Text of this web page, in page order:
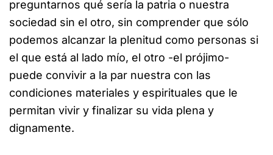
preguntarnos qué sería la patria o nuestra
sociedad sin el otro, sin comprender que sólo
podemos alcanzar la plenitud como personas si
el que está al lado mío, el otro -el prójimo-
puede convivir a la par nuestra con las
condiciones materiales y espirituales que le
permitan vivir y finalizar su vida plena y
dignamente.